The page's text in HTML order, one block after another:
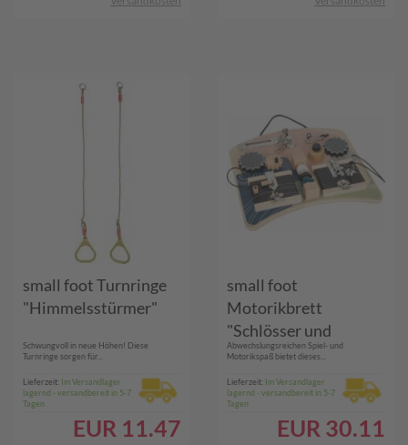
small foot Turnringe
"Himmelsstürmer"
Schwungvoll in neue Höhen! Diese
Turnringe sorgen für...
Lieferzeit: Im Versandlager
lagernd - versandbereit in 5-7
Tagen
EUR 11.47
small foot
Motorikbrett
"Schlösser und
Rotation"
Abwechslungsreichen Spiel- und
Motorikspaß bietet dieses...
Lieferzeit: Im Versandlager
lagernd - versandbereit in 5-7
Tagen
EUR 30.11